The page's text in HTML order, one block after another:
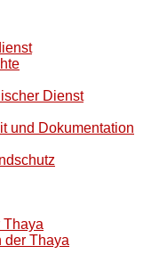
Dienst
und Dokumentation
Thaya
der Thaya